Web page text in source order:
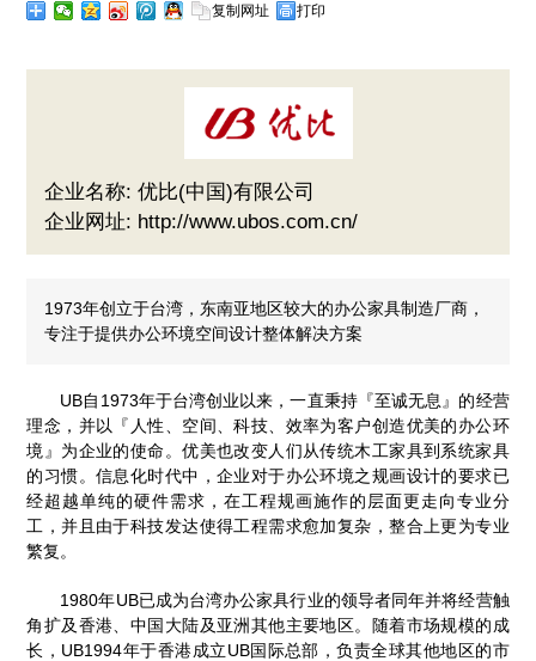
复制网址 打印
企业名称: 优比(中国)有限公司
企业网址: http://www.ubos.com.cn/
1973年创立于台湾，东南亚地区较大的办公家具制造厂商，
专注于提供办公环境空间设计整体解决方案
UB自1973年于台湾创业以来，一直秉持『至诚无息』的经营
理念，并以『人性、空间、科技、效率为客户创造优美的办公环
境』为企业的使命。优美也改变人们从传统木工家具到系统家具
的习惯。信息化时代中，企业对于办公环境之规画设计的要求已
经超越单纯的硬件需求，在工程规画施作的层面更走向专业分
工，并且由于科技发达使得工程需求愈加复杂，整合上更为专业
繁复。
1980年UB已成为台湾办公家具行业的领导者同年并将经营触
角扩及香港、中国大陆及亚洲其他主要地区。随着市场规模的成
长，UB1994年于香港成立UB国际总部，负责全球其他地区的市